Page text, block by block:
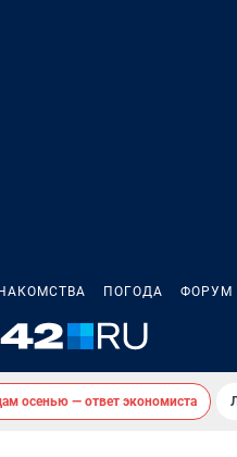
ПОГОДА ФОРУМ
осенью — ответ экономиста